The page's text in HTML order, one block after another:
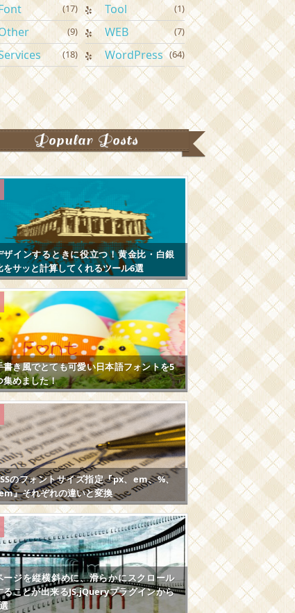
(17)
(9)
(18)
Tool (1)
WEB (7)
WordPress (64)
Popular Posts
ザインするときに役立つ！黄金比・白銀
をサッと計算してくれるツール6選
書き風でとても可愛い日本語フォントを5
集めました！
のフォントサイズ指定『px、em、%、
』それぞれの違いと変換
ージを縦横斜めに、滑らかにスクロール
ることが出来るJS,jQueryプラグインから